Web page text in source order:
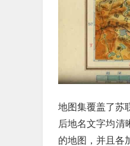
地图集覆盖了苏
后地名文字均清
的地图，并且各